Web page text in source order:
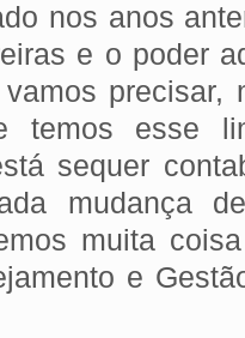
nos anos
e o poder
precisar,
temos esse
sequer
mudança
muita
e